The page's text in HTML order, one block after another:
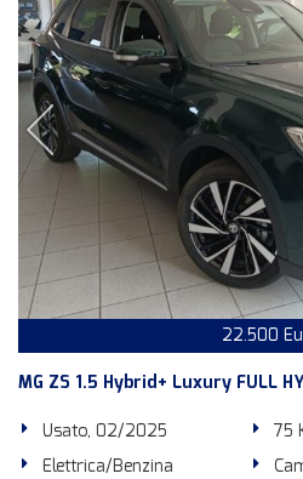
22.500
MG ZS 1.5 Hybrid+ Luxury FULL
Usato, 02/2025
75
Elettrica/Benzina